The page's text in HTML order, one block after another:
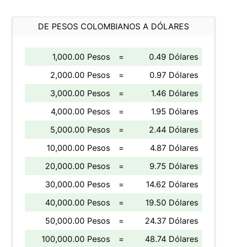
DE PESOS COLOMBIANOS A DÓLARES
1,000.00 Pesos =
0.49 Dólares
2,000.00 Pesos
=
0.97 Dólares
3,000.00 Pesos
=
1.46 Dólares
4,000.00 Pesos
=
1.95 Dólares
5,000.00 Pesos
=
2.44 Dólares
10,000.00 Pesos
=
4.87 Dólares
20,000.00 Pesos
=
9.75 Dólares
30,000.00 Pesos
=
14.62 Dólares
40,000.00 Pesos
=
19.50 Dólares
50,000.00 Pesos
=
24.37 Dólares
100,000.00 Pesos
= 48.74 Dólares